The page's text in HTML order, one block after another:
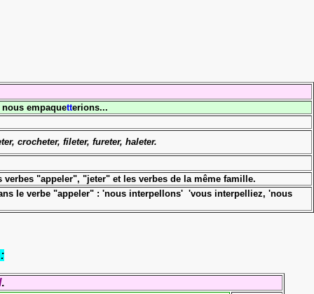
nous empaquetterions...
crocheter, fileter, fureter, haleter.
verbes "appeler", "jeter" et les verbes de la même famille.
le verbe "appeler" : 'nous interpellons' 'vous interpelliez, 'nous
:
.